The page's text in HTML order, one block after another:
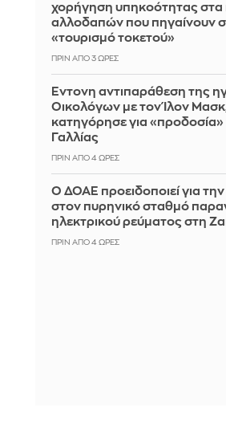
χορήγηση υπηκοότητας στα
αλλοδαπών που πηγαίνουν
«τουρισμό τοκετού»
ΠΡΙΝ ΑΠΌ 3 ΏΡΕΣ
Έντονη αντιπαράθεση της
Οικολόγων με τον Ίλον
κατηγόρησε για «προδοσία»
Γαλλίας
ΠΡΙΝ ΑΠΌ 4 ΏΡΕΣ
Ο ΔΟΑΕ προειδοποιεί για
στον πυρηνικό σταθμό
ηλεκτρικού ρεύματος στη
ΠΡΙΝ ΑΠΌ 4 ΏΡΕΣ